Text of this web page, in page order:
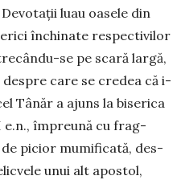
luau oasele din
în­chi­nate res­pec­ti­vilor
se pe sca­ră lar­gă,
care se cre­dea că i-
Tâ­năr a a­juns la biserica
e.n., împreună cu frag­
picior mumificată, des­
unui alt apostol,